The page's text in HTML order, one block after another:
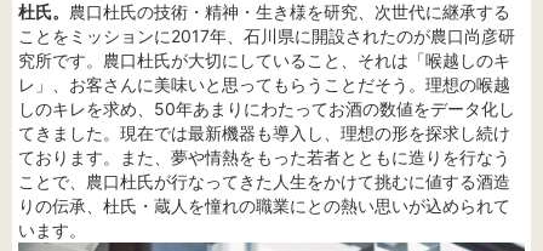
杜氏。 農口杜氏の技術・精神・生き様を研究、次世代に継承する
ことをミッションに2017年、石川県に開設されたのが農口尚彦研
究所です。農口杜氏が大切にしていること、それは「喉越しのキ
レ」、お客さんに美味いと思ってもらうことだそう。理想の喉越
しのキレを求め、50年あまりにわたってお酒の数値をデータ化し
てきました。現在では最新機器も導入し、理想の形を探求し続け
ております。また、夢や情熱をもった若者とともに造りを行なう
ことで、農口杜氏が行なってきた人生をかけて挑むに値する酒造
りの伝承、杜氏・蔵人を憧れの職業にとの熱い思いが込められて
います。